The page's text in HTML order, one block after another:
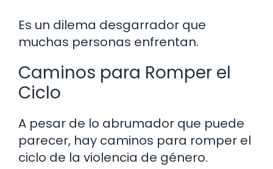
Es un dilema desgarrador que
muchas personas enfrentan.
Caminos para Romper el
Ciclo
A pesar de lo abrumador que puede
parecer, hay caminos para romper el
ciclo de la violencia de género.